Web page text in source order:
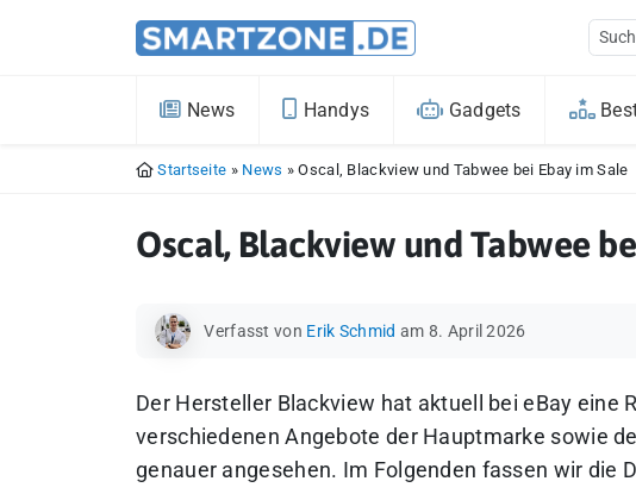
News Handys Gadgets
Startseite » News »Oscal, Blackview und Tabwee bei Ebay im Sale
Oscal, Blackview und Tabwee
Verfasst von Erik Schmid am 8. April 2026
Der Hersteller Blackview hat aktuell bei eBay eine
verschiedenen Angebote der Hauptmarke sowie
genauer angesehen. Im Folgenden fassen wir die